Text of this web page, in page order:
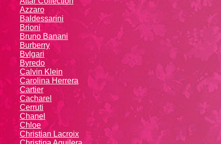
Azzaro
Baldessarini
Brioni
Bruno Banani
Burberry
Bvlgari
Byredo
Calvin Klein
Carolina Herrera
Cartier
Caсhаrеl
Cerruti
Chanel
Chloe
Christian Lacroix